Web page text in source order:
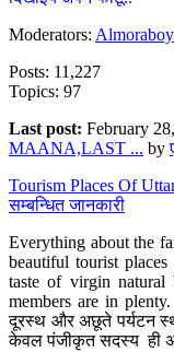
Moderators:
Posts: 11,227
Topics: 97
Last post: February
MAANA,LAST ... by
Tourism Places Of
सम्बन्धित जानकारी
Everything about the
beautiful tourist
taste of virgin natural
members are in
दूरस्थ और अछूते पर्यटन
केवल पंजीकृत सदस्य ही